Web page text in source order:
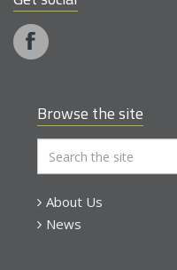
Browse the site
About Us
News